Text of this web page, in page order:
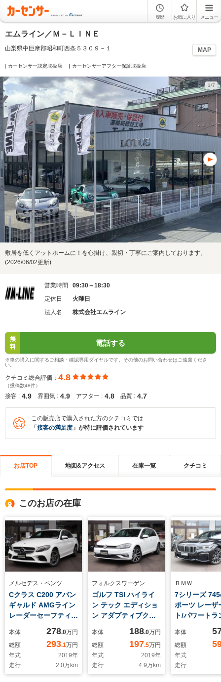
履歴 お気に入り メニュー
エムライン／Ｍ－ＬＩＮＥ
山梨県中巨摩郡昭和町西条５３０９－１ MAP
カーセンサー認定取扱店 カーセンサーアフター保証取扱店
1/7
敷居を低くアットホームに！を心掛け、親切・丁寧にご案内しております。
(2026/06/02更新)
営業時間
09:30～18:30
定休日
火曜日
法人名
株式会社エムライン
無
料
電話する
※車の購入に関するご相談・確認専用ダイヤルです。その他のお問い合わせはご遠慮くださ
い。
クチコミ総合評価： 4.8
（投稿数48件）
接客 : 4.9 雰囲気 : 4.9 アフター : 4.8 品質 : 4.7
この販売店で購入された方のクチコミでは
「 接客の満足度 」が特に評価されています
お店TOP 地図&アクセス 在庫一覧 クチコミ
このお店の在庫
メルセデス・ベンツ
Cクラス C200 アバン
ギャルド AMGライン
レーダーセーフティパ
コーダー/ETC2.0車載
器/ユーザー買取り車/
エアーサスペンショ
ン/Car Play
本体 278.0万円
総額
293.1万円
年式
2019年
走行
2.0万km
フォルクスワーゲン
ゴルフ TSI ハイライ
ン テック エディショ
ン アダプティブクル
ル/LEDヘッドライト/
デジタルメーター/ナ
ビ/TV/Bluetooth/Apple
CarPuley/AndoroidAuto/ETC/
特別仕様車専用17イ
本体 188.0万円
総額
197.5万円
年式
2019年
走行
4.9万km
ＢＭＷ
7シリーズ
ポーツ レーザ
ト/パワートラ
囲カメラ/シー
ター/ベンチレ
本革シート/ソ
ローズドア/
本体
総額
年式
走行